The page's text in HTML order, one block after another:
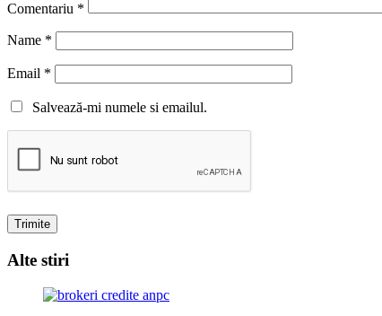
Comentariu *
Name *
Email *
Salvează-mi numele si emailul.
Alte stiri